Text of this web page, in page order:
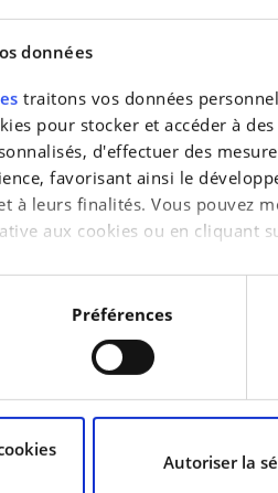
données
traitons vos données
pour stocker et accéder à
d'effectuer des
favorisant ainsi le
à leurs finalités. Vous pouvez
aux cookies ou en cliquant
également :
sur votre localisation
en l'analysant activement
de vos données
modifier ou retirer votre
Préférences
Autoriser la
Brun
INTÉRIEUR
external sound eng
3 var 2 , 021ra, 021ta, three-
meridian™ 3d surround
device charging, pivi pro
door mirror caps, heated,